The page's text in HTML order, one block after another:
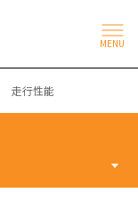
MENU
走行性能